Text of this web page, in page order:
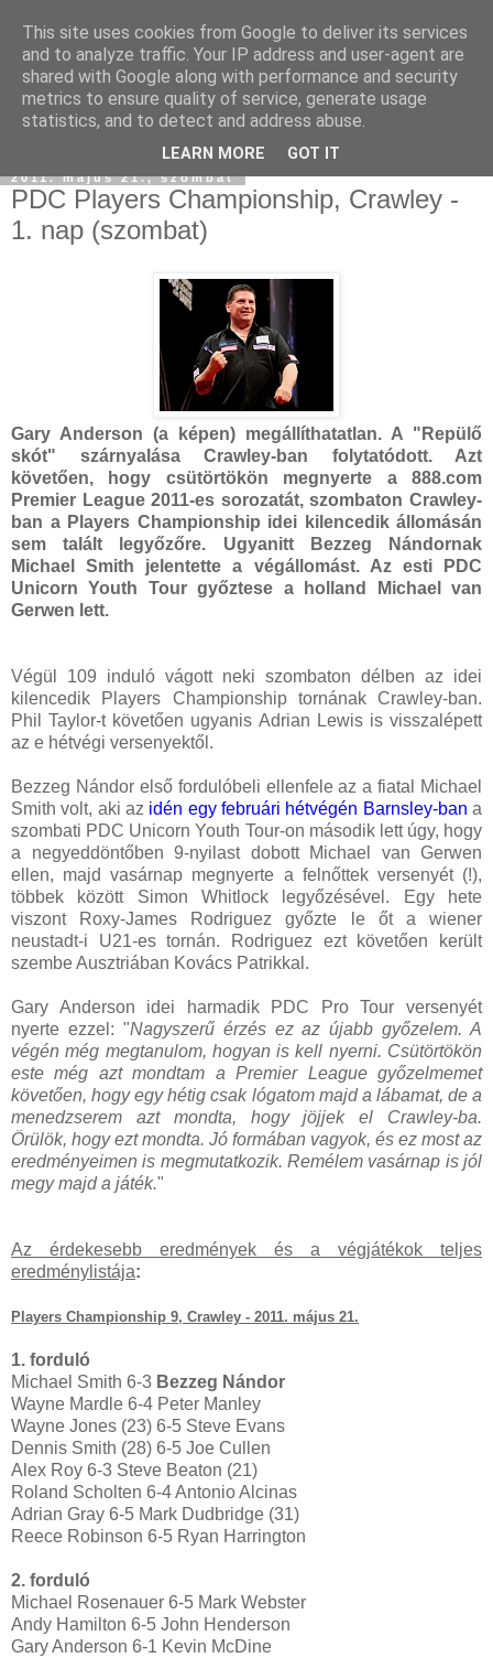
2011. május 21., szombat
PDC Players Championship, Crawley -
1. nap (szombat)
Gary Anderson (a képen) megállíthatatlan. A "Repülő
skót" szárnyalása Crawley-ban folytatódott. Azt
követően, hogy csütörtökön megnyerte a 888.com
Premier League 2011-es sorozatát, szombaton Crawley-
ban a Players Championship idei kilencedik állomásán
sem talált legyőzőre. Ugyanitt Bezzeg Nándornak
Michael Smith jelentette a végállomást. Az esti PDC
Unicorn Youth Tour győztese a holland Michael van
Gerwen lett.
Végül 109 induló vágott neki szombaton délben az idei
kilencedik Players Championship tornának Crawley-ban.
Phil Taylor-t követően ugyanis Adrian Lewis is visszalépett
az e hétvégi versenyektől.
Bezzeg Nándor első fordulóbeli ellenfele az a fiatal Michael
Smith volt, aki az idén egy februári hétvégén Barnsley-ban a
szombati PDC Unicorn Youth Tour-on második lett úgy, hogy
a negyeddöntőben 9-nyilast dobott Michael van Gerwen
ellen, majd vasárnap megnyerte a felnőttek versenyét (!),
többek között Simon Whitlock legyőzésével. Egy hete
viszont Roxy-James Rodriguez győzte le őt a wiener
neustadt-i U21-es tornán. Rodriguez ezt követően került
szembe Ausztriában Kovács Patrikkal.
Gary Anderson idei harmadik PDC Pro Tour versenyét
nyerte ezzel: "Nagyszerű érzés ez az újabb győzelem. A
végén még megtanulom, hogyan is kell nyerni. Csütörtökön
este még azt mondtam a Premier League győzelmemet
követően, hogy egy hétig csak lógatom majd a lábamat, de a
menedzserem azt mondta, hogy jöjjek el Crawley-ba.
Örülök, hogy ezt mondta. Jó formában vagyok, és ez most az
eredményeimen is megmutatkozik. Remélem vasárnap is jól
megy majd a játék."
Az érdekesebb eredmények és a végjátékok teljes
eredménylistája:
Players Championship 9, Crawley - 2011. május 21.
1. forduló
Michael Smith 6-3 Bezzeg Nándor
Wayne Mardle 6-4 Peter Manley
Wayne Jones (23) 6-5 Steve Evans
Dennis Smith (28) 6-5 Joe Cullen
Alex Roy 6-3 Steve Beaton (21)
Roland Scholten 6-4 Antonio Alcinas
Adrian Gray 6-5 Mark Dudbridge (31)
Reece Robinson 6-5 Ryan Harrington
2. forduló
Michael Rosenauer 6-5 Mark Webster
Andy Hamilton 6-5 John Henderson
Gary Anderson 6-1 Kevin McDine
This site uses cookies from Google to deliver its services
and to analyze traffic. Your IP address and user-agent are
shared with Google along with performance and security
metrics to ensure quality of service, generate usage
statistics, and to detect and address abuse.
LEARN MORE GOT IT